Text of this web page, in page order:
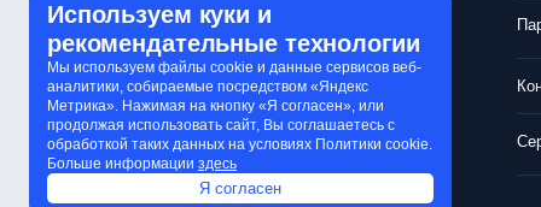
Обязательное размещение светильников на всех эвакуационных
Минимальная продолжительность автономной работы — 60 минут;
Устойчивость оборудования к перепадам напряжения и полному
Надёжность конструкций и соответствие требованиям пожарной
На рынке представлены автономные, комбинированные и
под различные сценарии эксплуатации и типы объектов,
Обработка персональных данных
Политика конфиденциальности
Обработка cookie-файлов
Используем куки и
рекомендательные технологии
Мы используем файлы cookie и данные сервисов веб-
аналитики, собираемые посредством «Яндекс
Метрика». Нажимая на кнопку «Я согласен», или
продолжая использовать сайт, Вы соглашаетесь с
обработкой таких данных на условиях Политики cookie.
Больше информации здесь
Я согласен